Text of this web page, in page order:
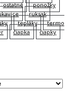
ostatné
ponožky
ruksak
tepláky
termo
čiapka
čiapky